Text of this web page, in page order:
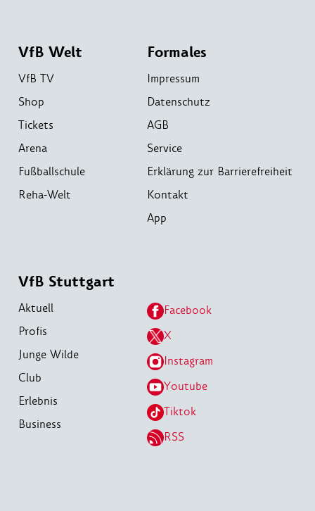
VfB Welt
VfB TV
Shop
Tickets
Arena
Fußballschule
Reha-Welt
Formales
Impressum
Datenschutz
AGB
Service
Erklärung zur Barrierefreiheit
Kontakt
App
VfB Stuttgart
Aktuell
Profis
Junge Wilde
Club
Erlebnis
Business
Facebook
X
Instagram
Youtube
Tiktok
RSS